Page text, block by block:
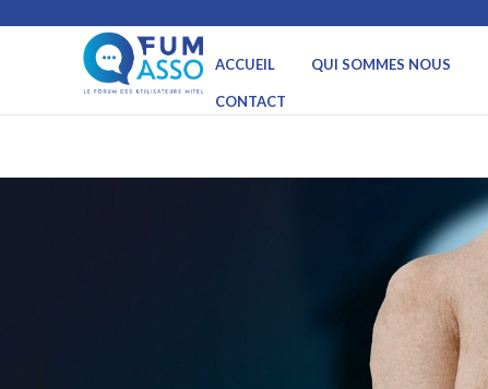
ACCUEIL
QUI SOMMES NOUS
CONTACT